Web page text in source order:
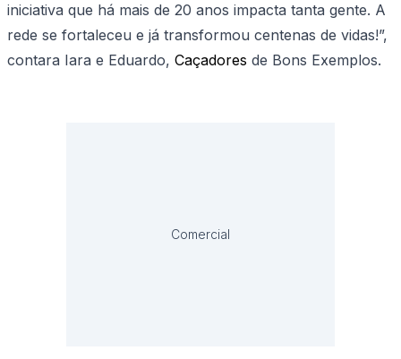
iniciativa que há mais de 20 anos impacta tanta gente. A
rede se fortaleceu e já transformou centenas de vidas!”,
contara Iara e Eduardo, Caçadores de Bons Exemplos.
Comercial